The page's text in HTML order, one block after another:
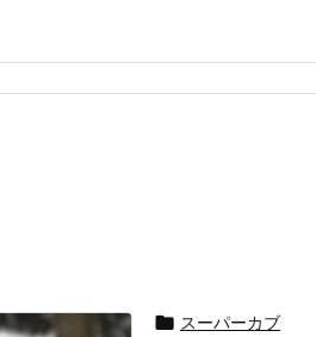
 スーパーカブ